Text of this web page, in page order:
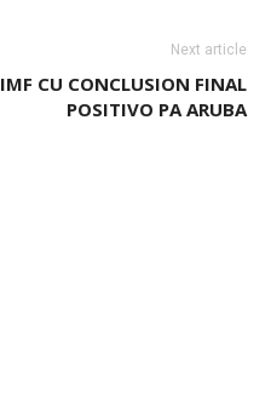
Next article
IMF CU CONCLUSION FINAL
POSITIVO PA ARUBA